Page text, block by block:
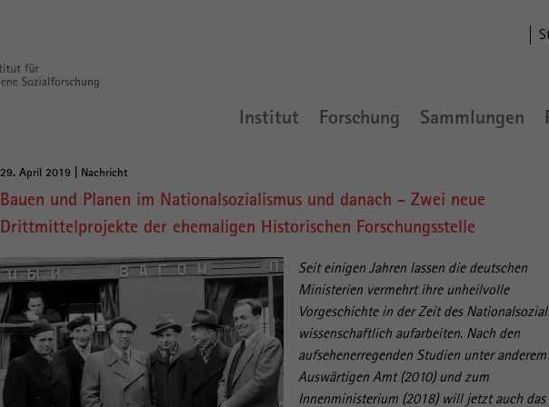
Institut Forschung Sammlungen
Hauptinhalt
29. April 2019 | Nachricht
Bauen und Planen im Nationalsozialismus und danach - Zwei neue
Drittmittelprojekte der ehemaligen Historischen Forschungsstelle
Seit einigen Jahren lassen die deutschen
Ministerien vermehrt ihre unheilvolle
Vorgeschichte in der Zeit des
wissenschaftlich aufarbeiten. Nach den
aufsehenerregenden Studien unter
Auswärtigen Amt (2010) und zum
Innenministerium (2018) will jetzt auch das